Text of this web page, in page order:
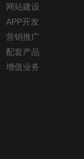
网站建设
APP开发
营销推广
配套产品
增值业务